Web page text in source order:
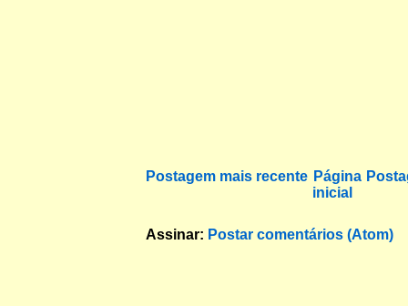
Postagem mais recente Página
inicial
Assinar: Postar comentários (Atom)